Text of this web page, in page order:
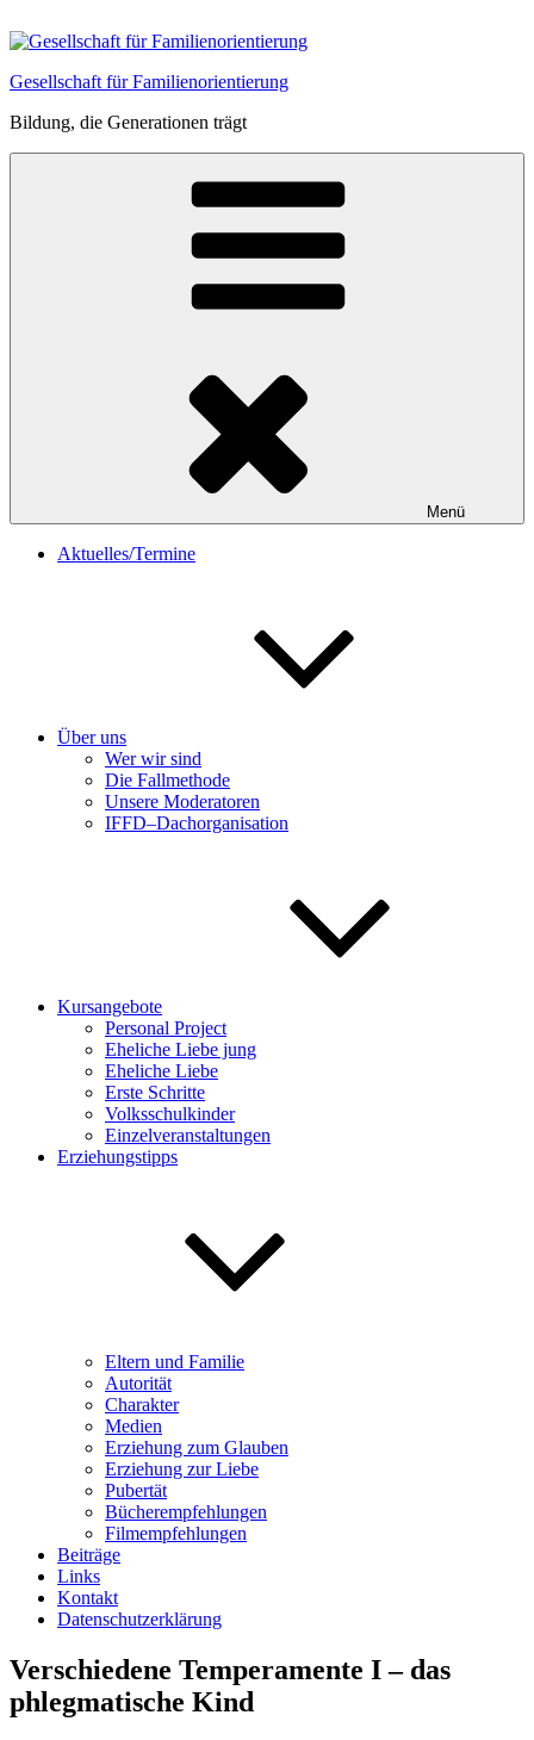
Inhalt
Gesellschaft für Familienorientierung
Bildung, die Generationen trägt
Menü
Aktuelles/Termine
Über uns
Wer wir sind
Die Fallmethode
Unsere Moderatoren
IFFD–Dachorganisation
Kursangebote
Personal Project
Eheliche Liebe jung
Eheliche Liebe
Erste Schritte
Volksschulkinder
Einzelveranstaltungen
Erziehungstipps
Eltern und Familie
Autorität
Charakter
Medien
Erziehung zum Glauben
Erziehung zur Liebe
Pubertät
Bücherempfehlungen
Filmempfehlungen
Beiträge
Links
Kontakt
Datenschutzerklärung
Verschiedene Temperamente I – das
phlegmatische Kind